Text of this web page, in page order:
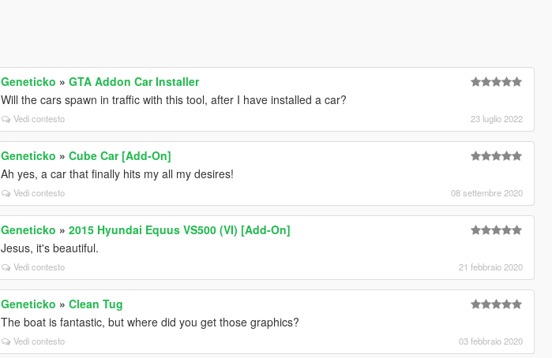
Geneticko »GTA Addon Car Installer
Will the cars spawn in traffic with this tool, after I have installed a car?
Vedi contesto 23 luglio 2022
Geneticko »Cube Car [Add-On]
Ah yes, a car that finally hits my all my desires!
Vedi contesto 08 settembre 2020
Geneticko »2015 Hyundai Equus VS500 (VI) [Add-On]
Jesus, it's beautiful.
Vedi contesto 21 febbraio 2020
Geneticko »Clean Tug
The boat is fantastic, but where did you get those graphics?
Vedi contesto 03 febbraio 2020